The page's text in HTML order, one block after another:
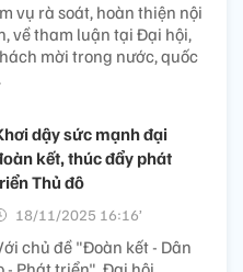
vụ rà soát, hoàn thiện nội
về tham luận tại Đại hội,
mời trong nước, quốc
dậy sức mạnh đại
kết, thúc đẩy phát
Thủ đô
18/11/2025 16:16’
chủ đề "Đoàn kết - Dân